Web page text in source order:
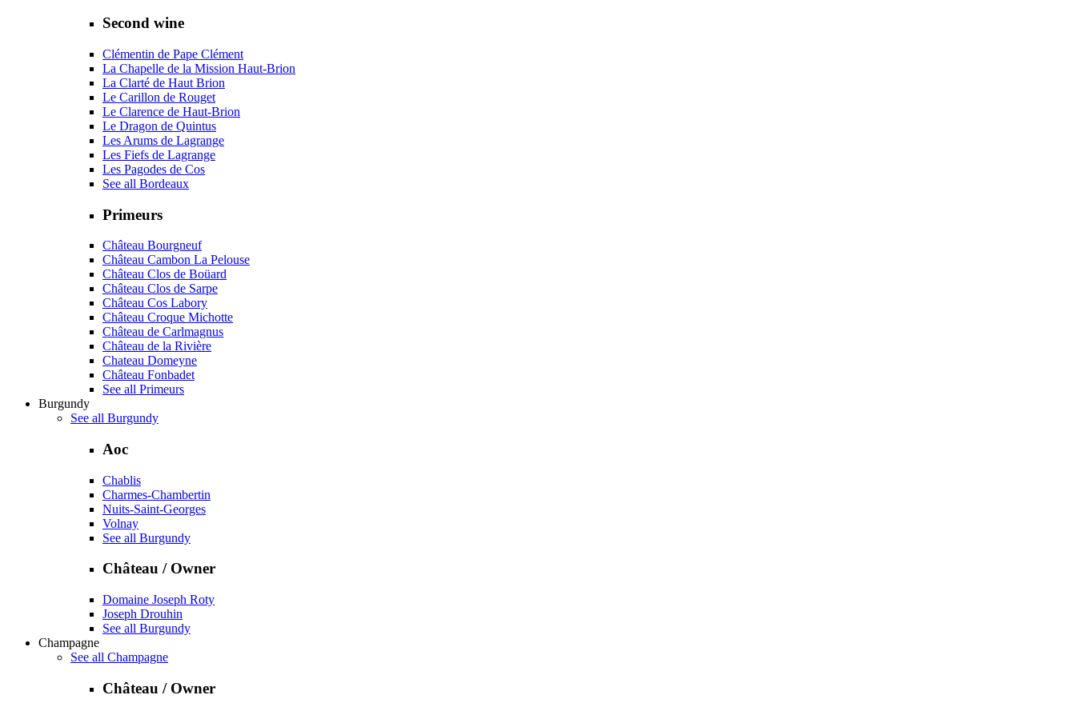
Second wine
Clémentin de Pape Clément
La Chapelle de la Mission Haut-Brion
La Clarté de Haut Brion
Le Carillon de Rouget
Le Clarence de Haut-Brion
Le Dragon de Quintus
Les Arums de Lagrange
Les Fiefs de Lagrange
Les Pagodes de Cos
See all Bordeaux
Primeurs
Château Bourgneuf
Château Cambon La Pelouse
Château Clos de Boüard
Château Clos de Sarpe
Château Cos Labory
Château Croque Michotte
Château de Carlmagnus
Château de la Rivière
Chateau Domeyne
Château Fonbadet
See all Primeurs
Burgundy
See all Burgundy
Aoc
Chablis
Charmes-Chambertin
Nuits-Saint-Georges
Volnay
See all Burgundy
Château / Owner
Domaine Joseph Roty
Joseph Drouhin
See all Burgundy
Champagne
See all Champagne
Château / Owner